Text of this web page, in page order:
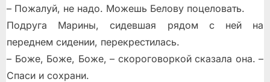
– Пожалуй, не надо. Можешь Белову поцеловать.
Подруга Марины, сидевшая рядом с ней на
переднем сидении, перекрестилась.
– Боже, Боже, Боже, – скороговоркой сказала она. –
Спаси и сохрани.